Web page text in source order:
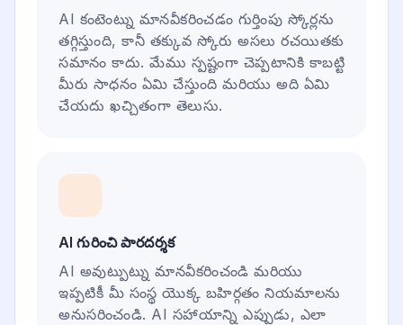
AI కంటెంట్ను మానవీకరించడం గుర్తింపు స్కోర్లను
తగ్గిస్తుంది, కానీ తక్కువ స్కోరు అసలు రచయితకు
సమానం కాదు. మేము స్పష్టంగా చెప్పటానికి కాబట్టి
మీరు సాధనం ఏమి చేస్తుంది మరియు అది ఏమి
చేయదు ఖచ్చితంగా తెలుసు.
AI గురించి పారదర్శక
AI అవుట్పుట్ను మానవీకరించండి మరియు
ఇప్పటికీ మీ సంస్థ యొక్క బహిర్గతం నియమాలను
అనుసరించండి. AI సహాయాన్ని ఎప్పుడు, ఎలా